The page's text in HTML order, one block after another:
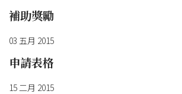
補助獎勵
03 五月 2015
申請表格
15 二月 2015